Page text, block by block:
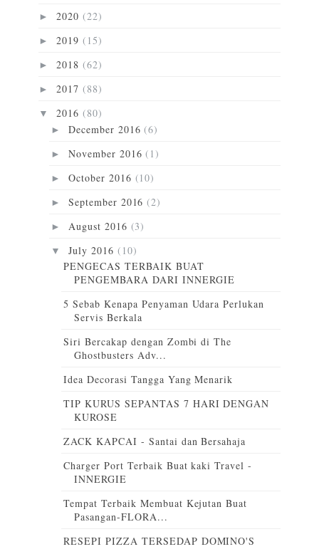
► 2020 (22)
► 2019 (15)
► 2018 (62)
► 2017 (88)
▼ 2016 (80)
► December 2016(6)
► November 2016(1)
► October 2016 (10)
► September 2016(2)
► August 2016 (3)
▼ July 2016 (10)
PENGECAS TERBAIK BUAT
PENGEMBARA DARI INNERGIE
5 Sebab Kenapa Penyaman Udara Perlukan
Servis Berkala
Siri Bercakap dengan Zombi di The
Ghostbusters Adv...
Idea Decorasi Tangga Yang Menarik
TIP KURUS SEPANTAS 7 HARI DENGAN
KUROSE
ZACK KAPCAI - Santai dan Bersahaja
Charger Port Terbaik Buat kaki Travel -
INNERGIE
Tempat Terbaik Membuat Kejutan Buat
Pasangan-FLORA...
RESEPI PIZZA TERSEDAP DOMINO'S